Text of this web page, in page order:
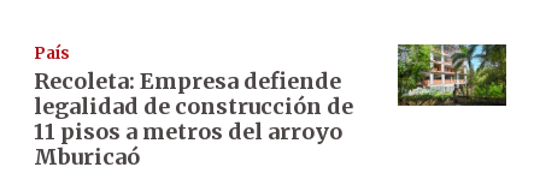
País
Recoleta: Empresa defiende
legalidad de construcción de
11 pisos a metros del arroyo
Mburicaó